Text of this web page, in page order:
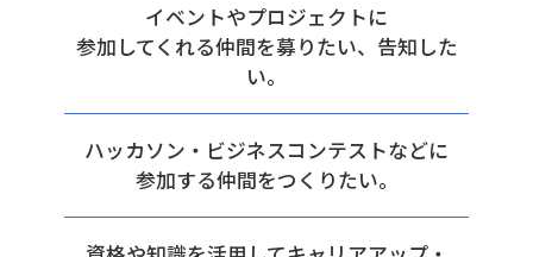
イベントやプロジェクトに
参加してくれる仲間を募りたい、告知した
い。
ハッカソン・ビジネスコンテストなどに
参加する仲間をつくりたい。